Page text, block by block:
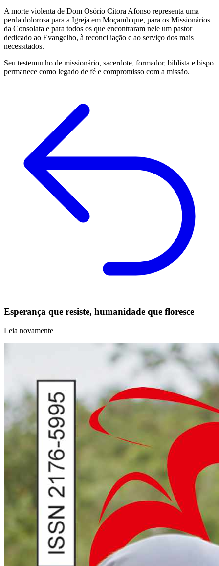
A morte violenta de Dom Osório Citora Afonso representa uma
perda dolorosa para a Igreja em Moçambique, para os Missionários
da Consolata e para todos os que encontraram nele um pastor
dedicado ao Evangelho, à reconciliação e ao serviço dos mais
necessitados.
Seu testemunho de missionário, sacerdote, formador, biblista e bispo
permanece como legado de fé e compromisso com a missão.
Esperança que resiste, humanidade que floresce
Leia novamente